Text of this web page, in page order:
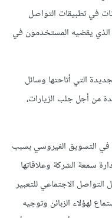
في تطبيقات التواصل
الذي يقضيه المستخدمون في
التي أتاحتها وسائل
من أجل جلب الزيارات،
في التسويق الفيروسي بسبب
سمعة الشركة وعلاقاتها
التواصل الاجتماعي للتعبير
لهؤلاء الزبائن وتوجيه